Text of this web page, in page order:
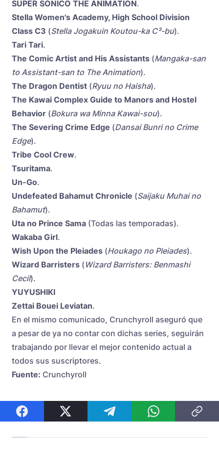
SUPER SONICO THE ANIMATION.
Stella Women's Academy, High School Division
Class C3 (Stella Jogakuin Koutou-ka C³-bu).
Tari Tari.
The Comic Artist and His Assistants (Mangaka-san
to Assistant-san to The Animation).
The Dragon Dentist (Ryuu no Haisha).
The Kawai Complex Guide to Manors and Hostel
Behavior (Bokura wa Minna Kawai-sou).
The Severing Crime Edge (Dansai Bunri no Crime
Edge).
Tribe Cool Crew.
Tsuritama.
Un-Go.
Undefeated Bahamut Chronicle (Saijaku Muhai no
Bahamut).
Uta no Prince Sama (Todas las temporadas).
Wakaba Girl.
Wish Upon the Pleiades (Houkago no Pleiades).
Wizard Barristers ( Wizard Barristers: Benmashi
Cecil).
YUYUSHIKI
Zettai Bouei Leviatan.
En el mismo comunicado, Crunchyroll aseguró que
a pesar de ya no contar con dichas series, seguirán
trabajando por llevar el mejor contenido actual a
todos sus suscriptores.
Fuente: Crunchyroll